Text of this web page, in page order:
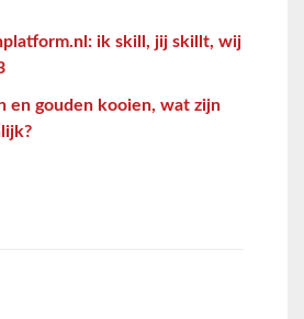
ik skill, jij skillt, wij
en gouden kooien, wat zijn